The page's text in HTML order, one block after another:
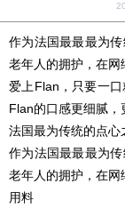
作为法国最最最为
老年人的拥护，在
爱上Flan，只要一
Flan的口感更细腻，
法国最为传统的点
作为法国最最最为
老年人的拥护，在网
用料